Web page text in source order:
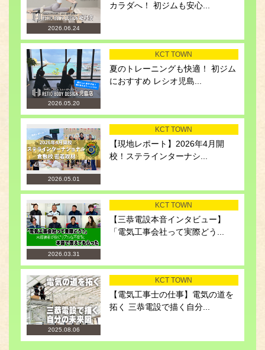
2026.06.24
カラダへ！ 初ジムも安心...
2026.05.20
KCT TOWN
夏のトレーニングも快適！ 初ジム
におすすめ レシオ児島...
2026.05.01
KCT TOWN
【現地レポート】2026年4月開
校！ステラインターナシ...
2026.03.31
KCT TOWN
【三恭電設本音インタビュー】
「電気工事会社って実際どう...
2025.08.06
KCT TOWN
【電気工事士の仕事】電気の道を
拓く 三恭電設で描く自分...